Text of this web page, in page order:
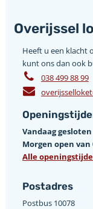
Overijssel
Heeft u een klacht
kunt ons dan ook
038 499 88 99
Vandaag gesloten
Morgen open van
Alle
Postadres
Postbus 10078 ­